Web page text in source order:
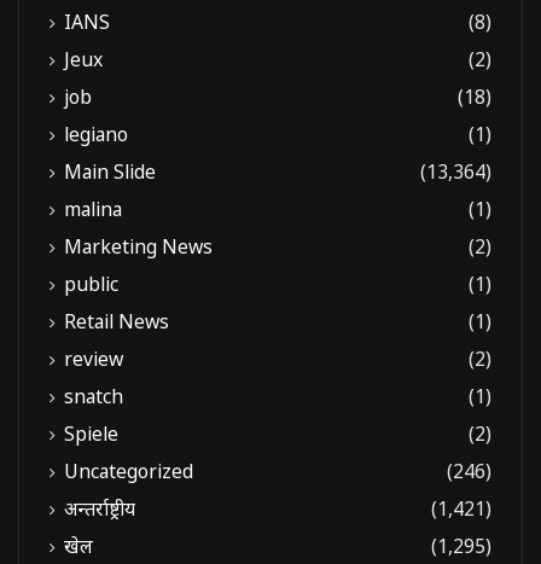
IANS
(8)
Jeux
(2)
job
(18)
legiano
(1)
Main Slide
(13,364)
malina
(1)
Marketing News
(2)
public
(1)
Retail News
(1)
review
(2)
snatch
(1)
Spiele
(2)
Uncategorized
(246)
अन्तर्राष्ट्रीय
(1,421)
खेल
(1,295)